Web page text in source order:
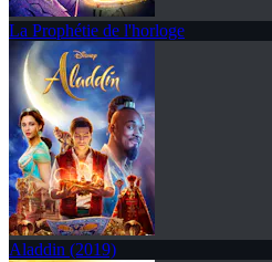
La Prophétie de l'horloge
Aladdin (2019)